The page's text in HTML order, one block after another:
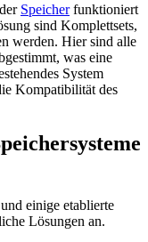
Speicherfunktioniert
sind Komplettsets,
werden. Hier sind alle
was eine
System
Kompatibilität des
einige etablierte
Lösungen an.